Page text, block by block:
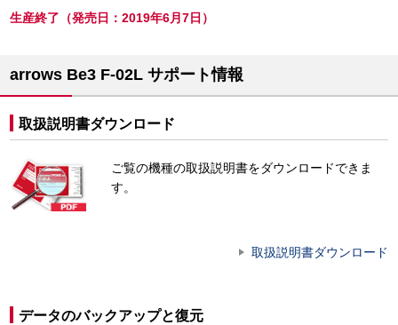
生産終了（発売日：2019年6月7日）
arrows Be3 F-02L サポート情報
取扱説明書ダウンロード
ご覧の機種の取扱説明書をダウンロードできま
す。
取扱説明書ダウンロード
データのバックアップと復元